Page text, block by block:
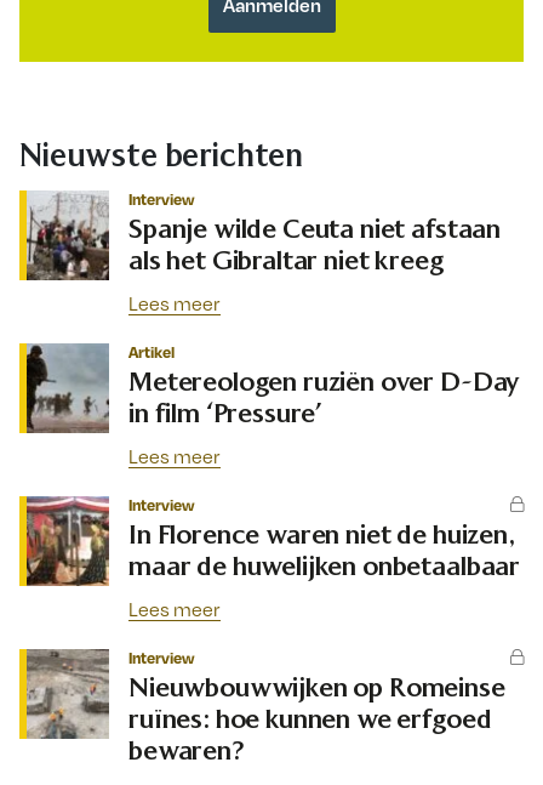
Nieuwste berichten
Interview
Spanje wilde Ceuta niet afstaan
als het Gibraltar niet kreeg
Lees meer
Artikel
Metereologen ruziën over D-Day
in film ‘Pressure’
Lees meer
Interview
In Florence waren niet de huizen,
maar de huwelijken onbetaalbaar
Lees meer
Interview
Nieuwbouwwijken op Romeinse
ruïnes: hoe kunnen we erfgoed
bewaren?